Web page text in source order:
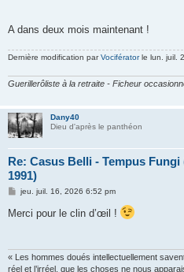
A dans deux mois maintenant !
Dernière modification parVocifératorle lun. juil.
Guerillerôliste à la retraite - Ficheur
Dany40
Dieu d'après le panthéon
Re: Casus Belli - Tempus
1991)
M
s
jeu. juil. 16, 2026 6:52 pm
Merci pour le clin d’œil !
« Les hommes doués intellectuellement
réel et l’irréel, que les choses ne nous